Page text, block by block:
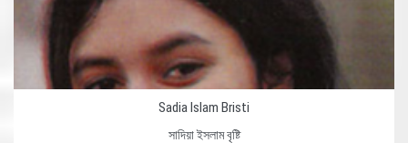
Sadia Islam Bristi
সাদিয়া ইসলাম বৃষ্টি